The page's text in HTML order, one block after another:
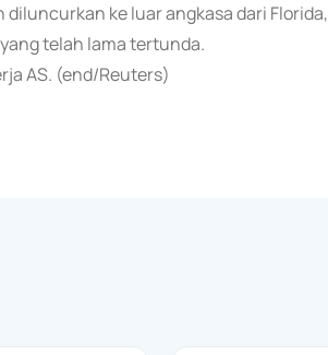
ke luar angkasa dari Florida,
telah lama tertunda.
AS. (end/Reuters)